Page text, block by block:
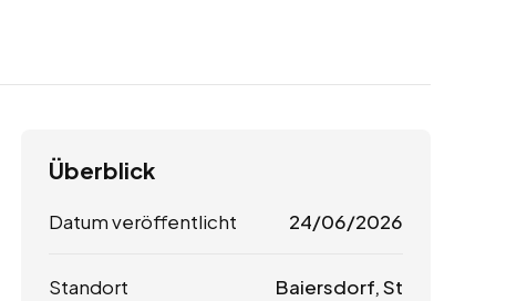
Überblick
Datum veröffentlicht 24/06/2026
Standort Baiersdorf, St